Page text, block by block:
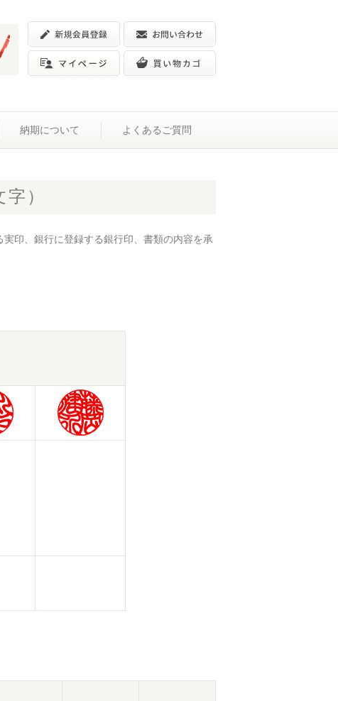
納期について よくあるご質問
）
印、銀行に登録する銀行印、書類の内容を承